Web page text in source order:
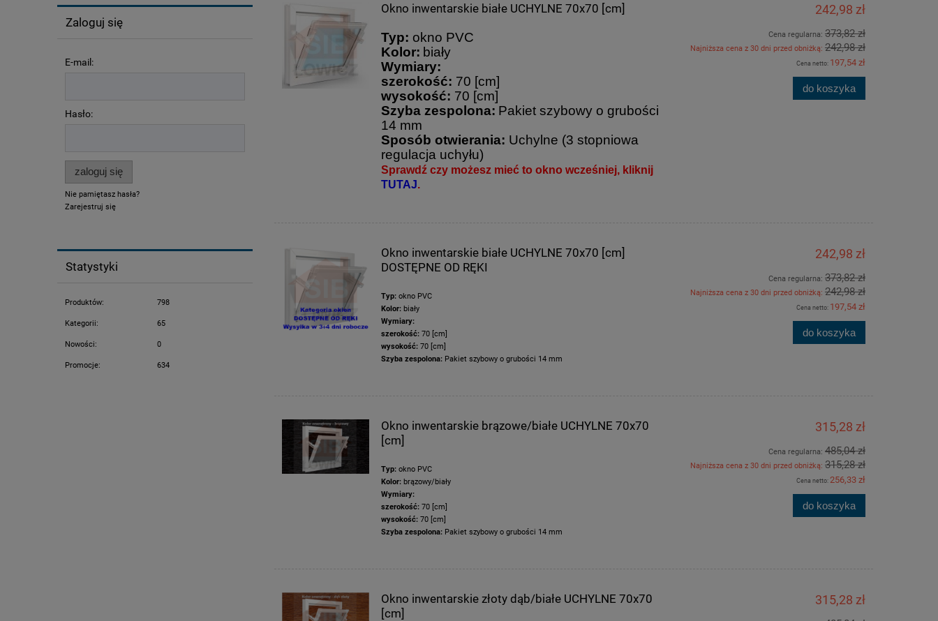
Zaloguj się
E-mail:
Hasło:
zaloguj się
Nie pamiętasz hasła?
Zarejestruj się
Statystyki
Produktów: 798
Kategorii: 65
Nowości: 0
Promocje: 634
Okno inwentarskie białe UCHYLNE 70x70 [cm]
Typ: okno PVC
Kolor: biały
Wymiary:
szerokość: 70 [cm]
wysokość: 70 [cm]
Szyba zespolona: Pakiet szybowy o grubości
14 mm
Sposób otwierania: Uchylne (3 stopniowa
regulacja uchyłu)
Sprawdź czy możesz mieć to okno wcześniej, kliknij
TUTAJ.
242,98 zł
Cena regularna: 373,82 zł
Najniższa cena z 30 dni przed obniżką: 242,98 zł
Cena netto: 197,54 zł
do koszyka
Okno inwentarskie białe UCHYLNE 70x70 [cm]
DOSTĘPNE OD RĘKI
Typ: okno PVC
Kolor: biały
Wymiary:
szerokość: 70 [cm]
wysokość: 70 [cm]
Szyba zespolona: Pakiet szybowy o grubości 14 mm
242,98 zł
Cena regularna: 373,82 zł
Najniższa cena z 30 dni przed obniżką: 242,98 zł
Cena netto: 197,54 zł
do koszyka
Okno inwentarskie brązowe/białe UCHYLNE 70x70
[cm]
Typ: okno PVC
Kolor: brązowy/biały
Wymiary:
szerokość: 70 [cm]
wysokość: 70 [cm]
Szyba zespolona: Pakiet szybowy o grubości 14 mm
315,28 zł
Cena regularna: 485,04 zł
Najniższa cena z 30 dni przed obniżką: 315,28 zł
Cena netto:256,33 zł
do koszyka
Okno inwentarskie złoty dąb/białe UCHYLNE 70x70
[cm]
315,28 zł